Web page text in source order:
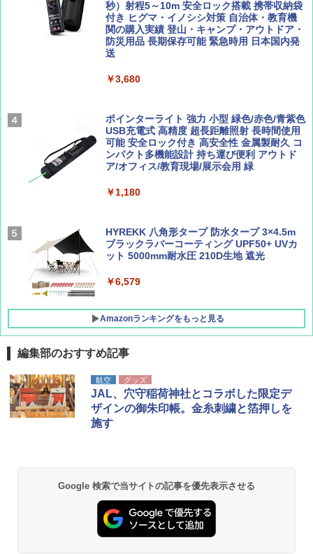
Coyote No.89 特集 星野道夫 夢見る旅
AIRLINE（エアライン）2026年9月号【特
集】ボーイング110周年を祝して！
￥1,760
A26 地球の歩き方 チェコ ポーランド スロヴ
ァキア 2026～2027 地球の歩き方A ヨーロッ
新しい日本地理 地図・統計・移動から読み
解く (講談社現代新書)
￥1,540
ENDLESS BASE 《めざましテレビで紹介》
テント ワンタッチ RENEW 幅200 2-3人用 43
500002(89232)
￥5,999
ーティング フルクローズ メッシュ 3-4人用
簡単設置 ポップアップテント エクルベージ
ュ(BC仕様) PATC-150B(EB)
￥9,990
イド ブラックコーティング フルクローズ メ
ッシュ 4人用 簡単設置 ポップアップテント P
ATCW-150B エクルベージュ
￥-
秒）射程5～10m 安全ロック搭載 携帯収納袋
付き ヒグマ・イノシシ対策 自治体・教育機
関の購入実績 登山・キャンプ・アウトドア・
防災用品 長期保存可能 緊急時用 日本国内発
送
￥3,680
ポインターライト 強力 小型 緑色/赤色/青紫色
USB充電式 高精度 超長距離照射 長時間使用
可能 安全ロック付き 高安全性 金属製耐久 コ
ンパクト多機能設計 持ち運び便利 アウトド
ア/オフィス/教育現場/展示会用 緑
￥1,180
HYREKK 八角形タープ 防水タープ 3×4.5m
ブラックラバーコーティング UPF50+ UVカ
ット 5000mm耐水圧 210D生地 遮光
￥6,579
Amazonランキングをもっと見る
編集部のおすすめ記事
航空 グッズ
JAL、穴守稲荷神社とコラボした限定デ
ザインの御朱印帳。金糸刺繍と箔押しを
施す
Google 検索で当サイトの記事を優先表示させる